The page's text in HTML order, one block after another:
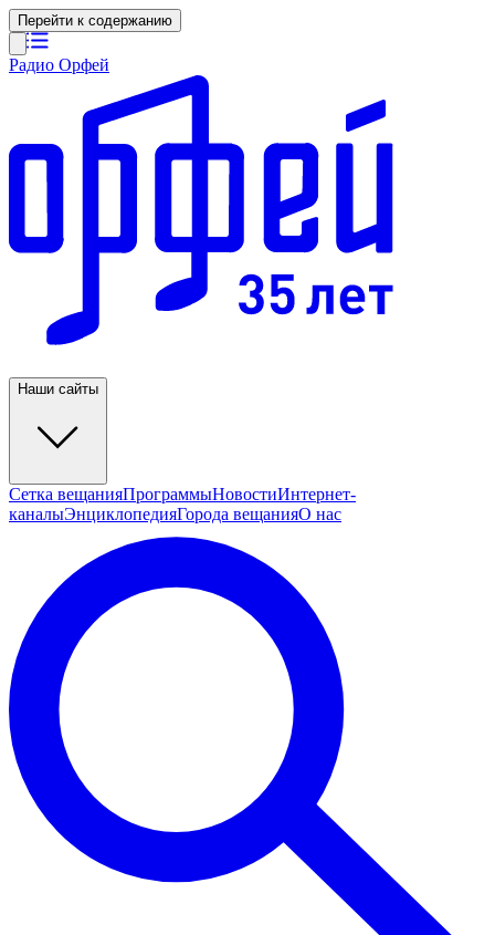
Перейти к содержанию
Радио Орфей
Наши сайты
Сетка вещанияПрограммыНовостиИнтернет-
каналыЭнциклопедияГорода вещанияО нас